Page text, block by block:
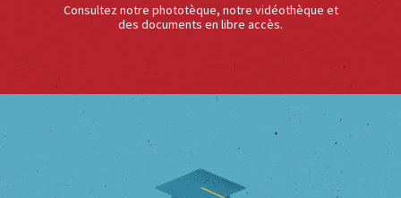
Consultez notre phototèque, notre vidéothèque et
des documents en libre accès.